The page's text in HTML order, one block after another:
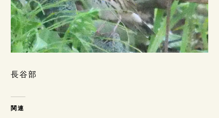
長谷部
関連